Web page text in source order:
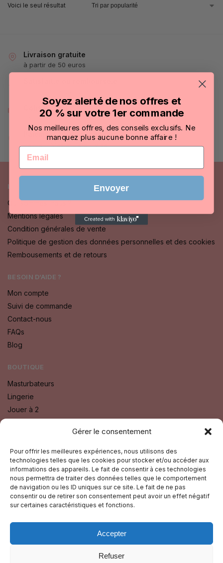
Gérer le consentement
Pour offrir les meilleures expériences, nous utilisons des
technologies telles que les cookies pour stocker et/ou accéder aux
informations des appareils. Le fait de consentir à ces technologies
nous permettra de traiter des données telles que le comportement
de navigation ou les ID uniques sur ce site. Le fait de ne pas
consentir ou de retirer son consentement peut avoir un effet négatif
sur certaines caractéristiques et fonctions.
Accepter
Refuser
Voici le seul résultat
Livraison gratuite
à partir de 50 euros
Colis discret
sans mentions "lanuitduplaisir"
Paiement 100% sécurisé
PayPal / MasterCard / Visa
LA NUIT DU PLAISIR
Qui sommes-nous ?
Mentions légales
Condition générales de vente
Politique de gestion des données personnelles et des cookies
Rembousements et de retours
BESOIN D’AIDE ?
Mon compte
Suivi de commande
Contact-nous
FAQs
Blog
BOUTIQUE
Masturbateurs
Lingerie
Jouer à 2
Sextoys
Fétichisme SM
SUIVEZ-NOUS SUR :
Facebook
Soyez alerté de nos offres et
20 % sur votre 1er commande
Nos meilleures offres, des conseils exclusifs. Ne
manquez plus aucune bonne affaire !
Email
Envoyer